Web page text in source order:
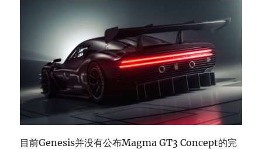
目前Genesis并没有公布Magma GT3 Concept的完